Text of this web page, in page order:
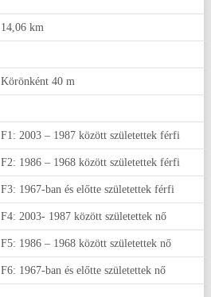
14,06 km
Körönként 40 m
F1: 2003 – 1987 között születettek férfi
F2: 1986 – 1968 között születettek férfi
F3: 1967-ban és előtte születettek férfi
F4: 2003- 1987 között születettek nő
F5: 1986 – 1968 között születettek nő
F6: 1967-ban és előtte születettek nő